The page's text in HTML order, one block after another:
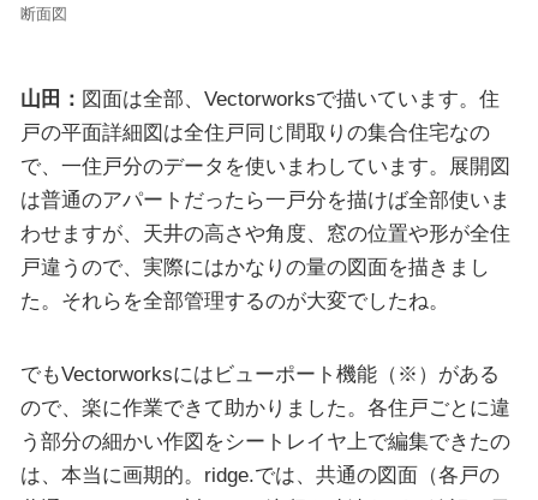
断面図
山田： 図面は全部、Vectorworksで描いています。住
戸の平面詳細図は全住戸同じ間取りの集合住宅なの
で、一住戸分のデータを使いまわしています。展開図
は普通のアパートだったら一戸分を描けば全部使いま
わせますが、天井の高さや角度、窓の位置や形が全住
戸違うので、実際にはかなりの量の図面を描きまし
た。それらを全部管理するのが大変でしたね。
でもVectorworksにはビューポート機能（※）がある
ので、楽に作業できて助かりました。各住戸ごとに違
う部分の細かい作図をシートレイヤ上で編集できたの
は、本当に画期的。ridge.では、共通の図面（各戸の